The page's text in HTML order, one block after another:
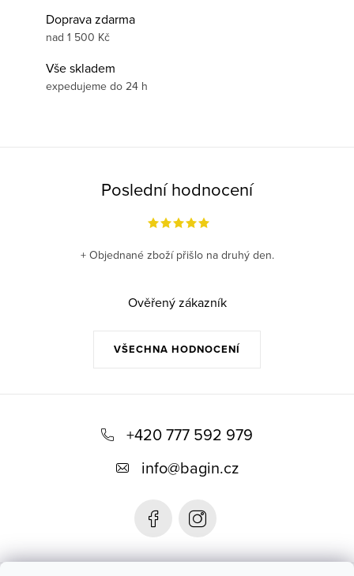
Doprava zdarma
nad 1 500 Kč
Vše skladem
expedujeme do 24 h
Poslední hodnocení
VŠECHNA HODNOCENÍ
+ Objednané zboží přišlo na druhý den.
Ověřený zákazník
+420 777 592 979
info@bagin.cz